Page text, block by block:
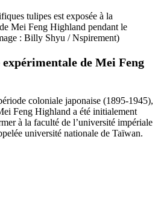
tulipes est exposée à la
Mei Feng Highland pendant le
: Billy Shyu / Nspirement)
de Mei Feng
coloniale japonaise (1895-1945),
Feng Highland a été initialement
à la faculté de l’université impériale
université nationale de Taïwan.